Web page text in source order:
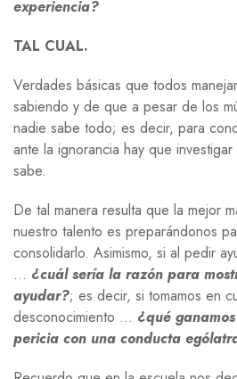
experiencia?
TAL CUAL.
Verdades básicas que todos
sabiendo y de que a pesar de los
nadie sabe todo; es decir, para
ante la ignorancia hay que
sabe.
De tal manera resulta que la mejor
nuestro talento es preparándonos
consolidarlo. Asimismo, si al pedir
… ¿cuál sería la razón para
ayudar?; es decir, si tomamos en
desconocimiento … ¿qué
pericia con una conducta